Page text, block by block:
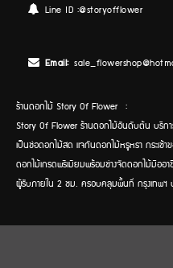
Line ID :@storyofflower
Email:
ร้านดอกไม้ Story Of Flower :
Story Of Flower ร้านดอกไม้อันดับต้น บริก
เป็นช่อดอกไม้สด แจกันดอกไม้หรูหรา กระเช้
ดอกไม้เกรดพรีเมียมพร้อมช่างจัดดอกไม้มือ
ผู้รับภายใน 2 ชม. ครอบคลุมพื้นที่ กรุงเทพฯ